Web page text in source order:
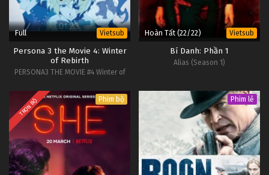
Full Vietsub
Persona 3 the Movie 4: Winter
of Rebirth
PERSONA3 THE MOVIE #4 Winter of
Hoàn Tất (22/22) Vietsub
Bí Danh: Phần 1
Alias (Season 1)
TRỌN BỘ Phim bộ Phim lẻ